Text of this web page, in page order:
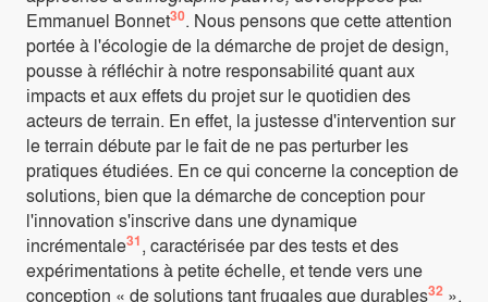
Emmanuel Bonnet30. Nous pensons que cette attention
portée à l'écologie de la démarche de projet de design,
pousse à réfléchir à notre responsabilité quant aux
impacts et aux effets du projet sur le quotidien des
acteurs de terrain. En effet, la justesse d'intervention sur
le terrain débute par le fait de ne pas perturber les
pratiques étudiées. En ce qui concerne la conception de
solutions, bien que la démarche de conception pour
l'innovation s'inscrive dans une dynamique
incrémentale31, caractérisée par des tests et des
expérimentations à petite échelle, et tende vers une
conception « de solutions tant frugales que durables32 »,